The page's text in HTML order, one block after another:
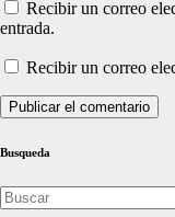
Recibir un correo
entrada.
Recibir un correo
Busqueda